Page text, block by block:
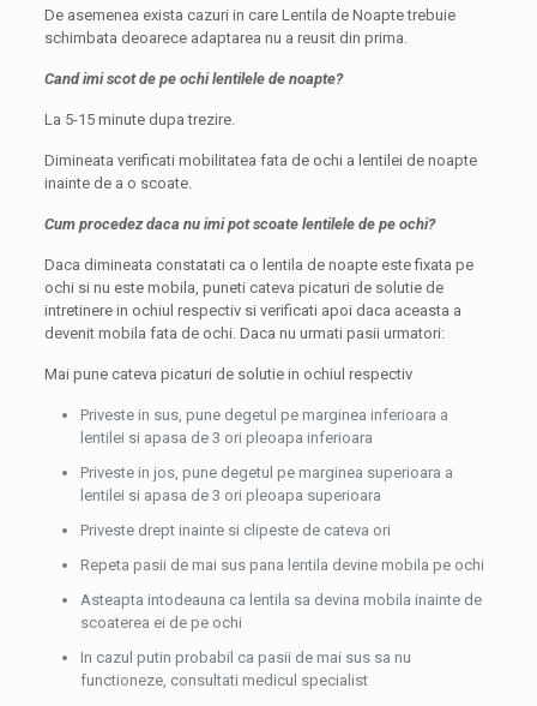
De asemenea exista cazuri in care Lentila de Noapte trebuie
schimbata deoarece adaptarea nu a reusit din prima.
Cand imi scot de pe ochi lentilele de noapte?
La 5-15 minute dupa trezire.
Dimineata verificati mobilitatea fata de ochi a lentilei de noapte
inainte de a o scoate.
Cum procedez daca nu imi pot scoate lentilele de pe ochi?
Daca dimineata constatati ca o lentila de noapte este fixata pe
ochi si nu este mobila, puneti cateva picaturi de solutie de
intretinere in ochiul respectiv si verificati apoi daca aceasta a
devenit mobila fata de ochi. Daca nu urmati pasii urmatori:
Mai pune cateva picaturi de solutie in ochiul respectiv
Priveste in sus, pune degetul pe marginea inferioara a
lentilei si apasa de 3 ori pleoapa inferioara
Priveste in jos, pune degetul pe marginea superioara a
lentilei si apasa de 3 ori pleoapa superioara
Priveste drept inainte si clipeste de cateva ori
Repeta pasii de mai sus pana lentila devine mobila pe ochi
Asteapta intodeauna ca lentila sa devina mobila inainte de
scoaterea ei de pe ochi
In cazul putin probabil ca pasii de mai sus sa nu
functioneze, consultati medicul specialist